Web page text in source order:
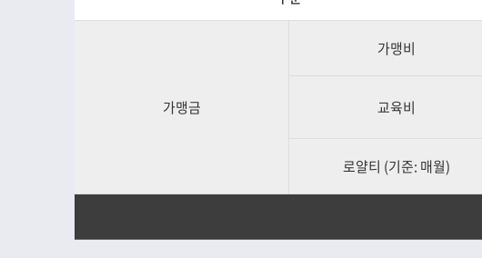
가맹금
가맹비
교육비
로얄티 (기준: 매월)